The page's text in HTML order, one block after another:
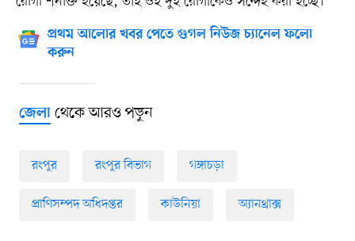
প্রথম আলোর খবর পেতে গুগল নিউজ চ্যানেল ফলো
করুন
জেলাথেকে আরও পড়ুন
রংপুর রংপুর বিভাগ গঙ্গাচড়া
প্রাণিসম্পদ অধিদপ্তর কাউনিয়া অ্যানথ্রাক্স